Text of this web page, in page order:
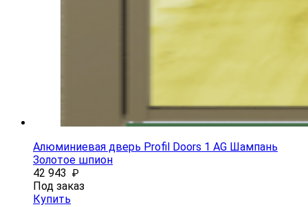
Алюминиевая дверь Profil Doors 1 AG Шампань
Золотое шпион
42 943 ₽
Под заказ
Купить